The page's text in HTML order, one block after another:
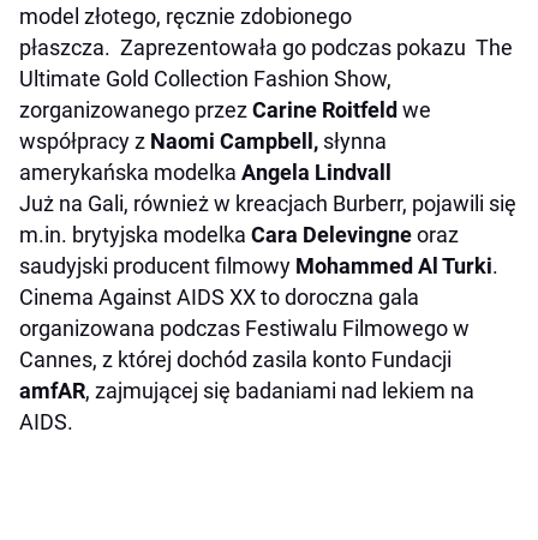
model złotego, ręcznie zdobionego
płaszcza. Zaprezentowała go podczas pokazu The
Ultimate Gold Collection Fashion Show,
zorganizowanego przezCarine Roitfeld we
współpracy z Naomi Campbell, słynna
amerykańska modelka Angela Lindvall
Już na Gali, również w kreacjach Burberr, pojawili się
m.in. brytyjska modelka Cara Delevingneoraz
saudyjski producent filmowy Mohammed Al Turki.
Cinema Against AIDS XX to doroczna gala
organizowana podczas Festiwalu Filmowego w
Cannes, z której dochód zasila konto Fundacji
amfAR, zajmującej się badaniami nad lekiem na
AIDS.